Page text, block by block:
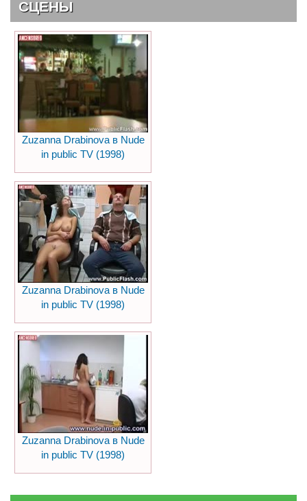
СЦЕНЫ
Zuzanna Drabinova в Nude
in public TV (1998)
Zuzanna Drabinova в Nude
in public TV (1998)
Zuzanna Drabinova в Nude
in public TV (1998)